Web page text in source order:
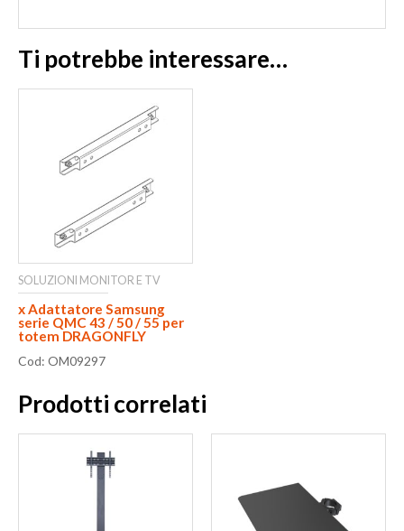
Ti potrebbe interessare…
SOLUZIONI MONITOR E TV
x Adattatore Samsung
serie QMC 43 / 50 / 55 per
totem DRAGONFLY
Cod: OM09297
Prodotti correlati